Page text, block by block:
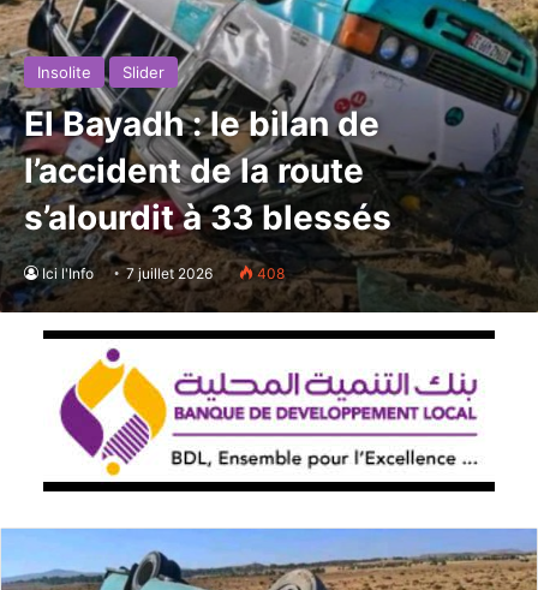
Insolite Slider
El Bayadh : le bilan de
l’accident de la route
s’alourdit à 33 blessés
Ici l'Info 7 juillet 2026 408